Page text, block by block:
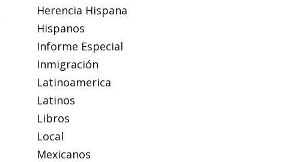
Herencia Hispana
Hispanos
Informe Especial
Inmigración
Latinoamerica
Latinos
Libros
Local
Mexicanos